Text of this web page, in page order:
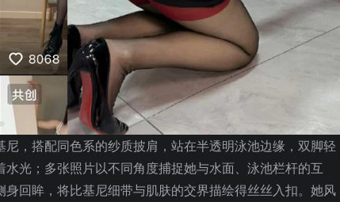
，搭配同色系的纱质披肩，站在半透明泳池边缘，双脚轻
光；多张照片以不同角度捕捉她与水面、泳池栏杆的互
回眸，将比基尼细带与肌肤的交界描绘得丝丝入扣。她风